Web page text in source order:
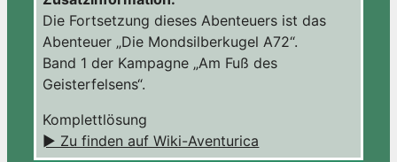
Die Fortsetzung dieses Abenteuers ist das
Abenteuer „Die Mondsilberkugel A72“.
Band 1 der Kampagne „Am Fuß des
Geisterfelsens“.
Komplettlösung
► Zu finden auf Wiki-Aventurica